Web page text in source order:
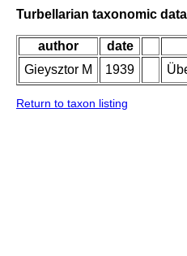
Turbellarian taxonomic
author date
Gieysztor M
1939
Return to taxon listing